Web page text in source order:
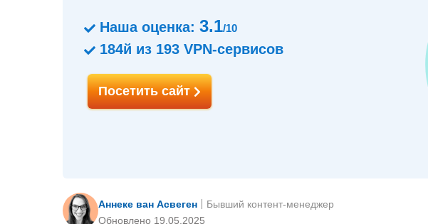
Наша оценка: 3.1/10
184й из 193 VPN-сервисов
Посетить сайт
Аннеке ван Асвеген
Обновлено 19.05.2025
Бывший контент-менеджер